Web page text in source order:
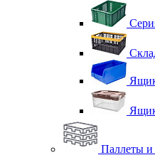
Паллеты